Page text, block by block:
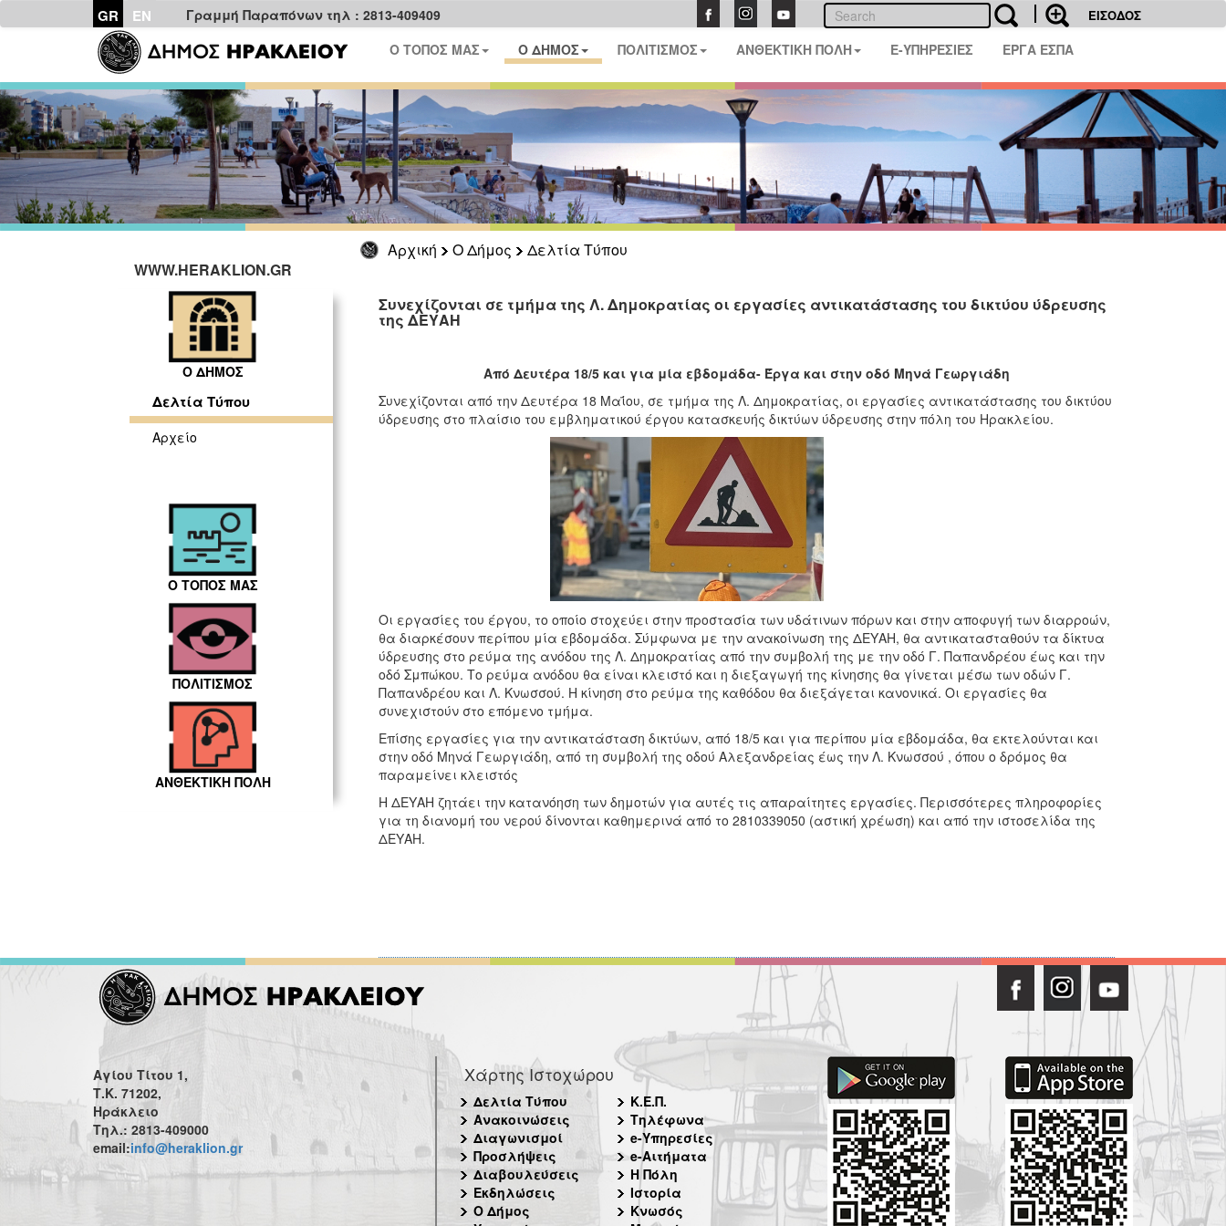
GR EN Γραμμή Παραπόνων τηλ : 2813-409409 ΕΙΣΟΔΟΣ
Ο ΤΟΠΟΣ ΜΑΣ Ο ΔΗΜΟΣ ΠΟΛΙΤΙΣΜΟΣ ΑΝΘΕΚΤΙΚΗ ΠΟΛΗ E-ΥΠΗΡΕΣΙΕΣ ΕΡΓΑ ΕΣΠΑ
Αρχική Ο Δήμος
Δελτία Τύπου
WWW.HERAKLION.GR
Ο ΔΗΜΟΣ
Δελτία Τύπου
Αρχείο
Ο ΤΟΠΟΣ ΜΑΣ
ΠΟΛΙΤΙΣΜΟΣ
ΑΝΘΕΚΤΙΚΗ ΠΟΛΗ
Συνεχίζονται σε τμήμα της Λ. Δημοκρατίας οι εργασίες αντικατάστασης του δικτύου ύδρευσης
της ΔΕΥΑΗ
Από Δευτέρα 18/5 και για μία εβδομάδα- Έργα και στην οδό Μηνά Γεωργιάδη
Συνεχίζονται από την Δευτέρα 18 Μαΐου, σε τμήμα της Λ. Δημοκρατίας, οι εργασίες αντικατάστασης του δικτύου
ύδρευσης στο πλαίσιο του εμβληματικού έργου κατασκευής δικτύων ύδρευσης στην πόλη του Ηρακλείου.
Οι εργασίες του έργου, το οποίο στοχεύει στην προστασία των υδάτινων πόρων και στην αποφυγή των διαρροών,
θα διαρκέσουν περίπου μία εβδομάδα. Σύμφωνα με την ανακοίνωση της ΔΕΥΑΗ, θα αντικατασταθούν τα δίκτυα
ύδρευσης στο ρεύμα της ανόδου της Λ. Δημοκρατίας από την συμβολή της με την οδό Γ. Παπανδρέου έως και την
οδό Σμπώκου. Το ρεύμα ανόδου θα είναι κλειστό και η διεξαγωγή της κίνησης θα γίνεται μέσω των οδών Γ.
Παπανδρέου και Λ. Κνωσσού. Η κίνηση στο ρεύμα της καθόδου θα διεξάγεται κανονικά. Οι εργασίες θα
συνεχιστούν στο επόμενο τμήμα.
Επίσης εργασίες για την αντικατάσταση δικτύων, από 18/5 και για περίπου μία εβδομάδα, θα εκτελούνται και
στην οδό Μηνά Γεωργιάδη, από τη συμβολή της οδού Αλεξανδρείας έως την Λ. Κνωσσού , όπου ο δρόμος θα
παραμείνει κλειστός
Η ΔΕΥΑΗ ζητάει την κατανόηση των δημοτών για αυτές τις απαραίτητες εργασίες. Περισσότερες πληροφορίες
για τη διανομή του νερού δίνονται καθημερινά από το 2810339050 (αστική χρέωση) και από την ιστοσελίδα της
ΔΕΥΑΗ.
Αγίου Τίτου 1,
Τ.Κ. 71202,
Ηράκλειο
Τηλ.: 2813-409000
email:info@heraklion.gr
Χάρτης Ιστοχώρου
Δελτία Τύπου
Ανακοινώσεις
Διαγωνισμοί
Προσλήψεις
Διαβουλεύσεις
Εκδηλώσεις
Ο Δήμος
Κ.Ε.Π.
Τηλέφωνα
e-Υπηρεσίες
e-Αιτήματα
Η Πόλη
Ιστορία
Κνωσός